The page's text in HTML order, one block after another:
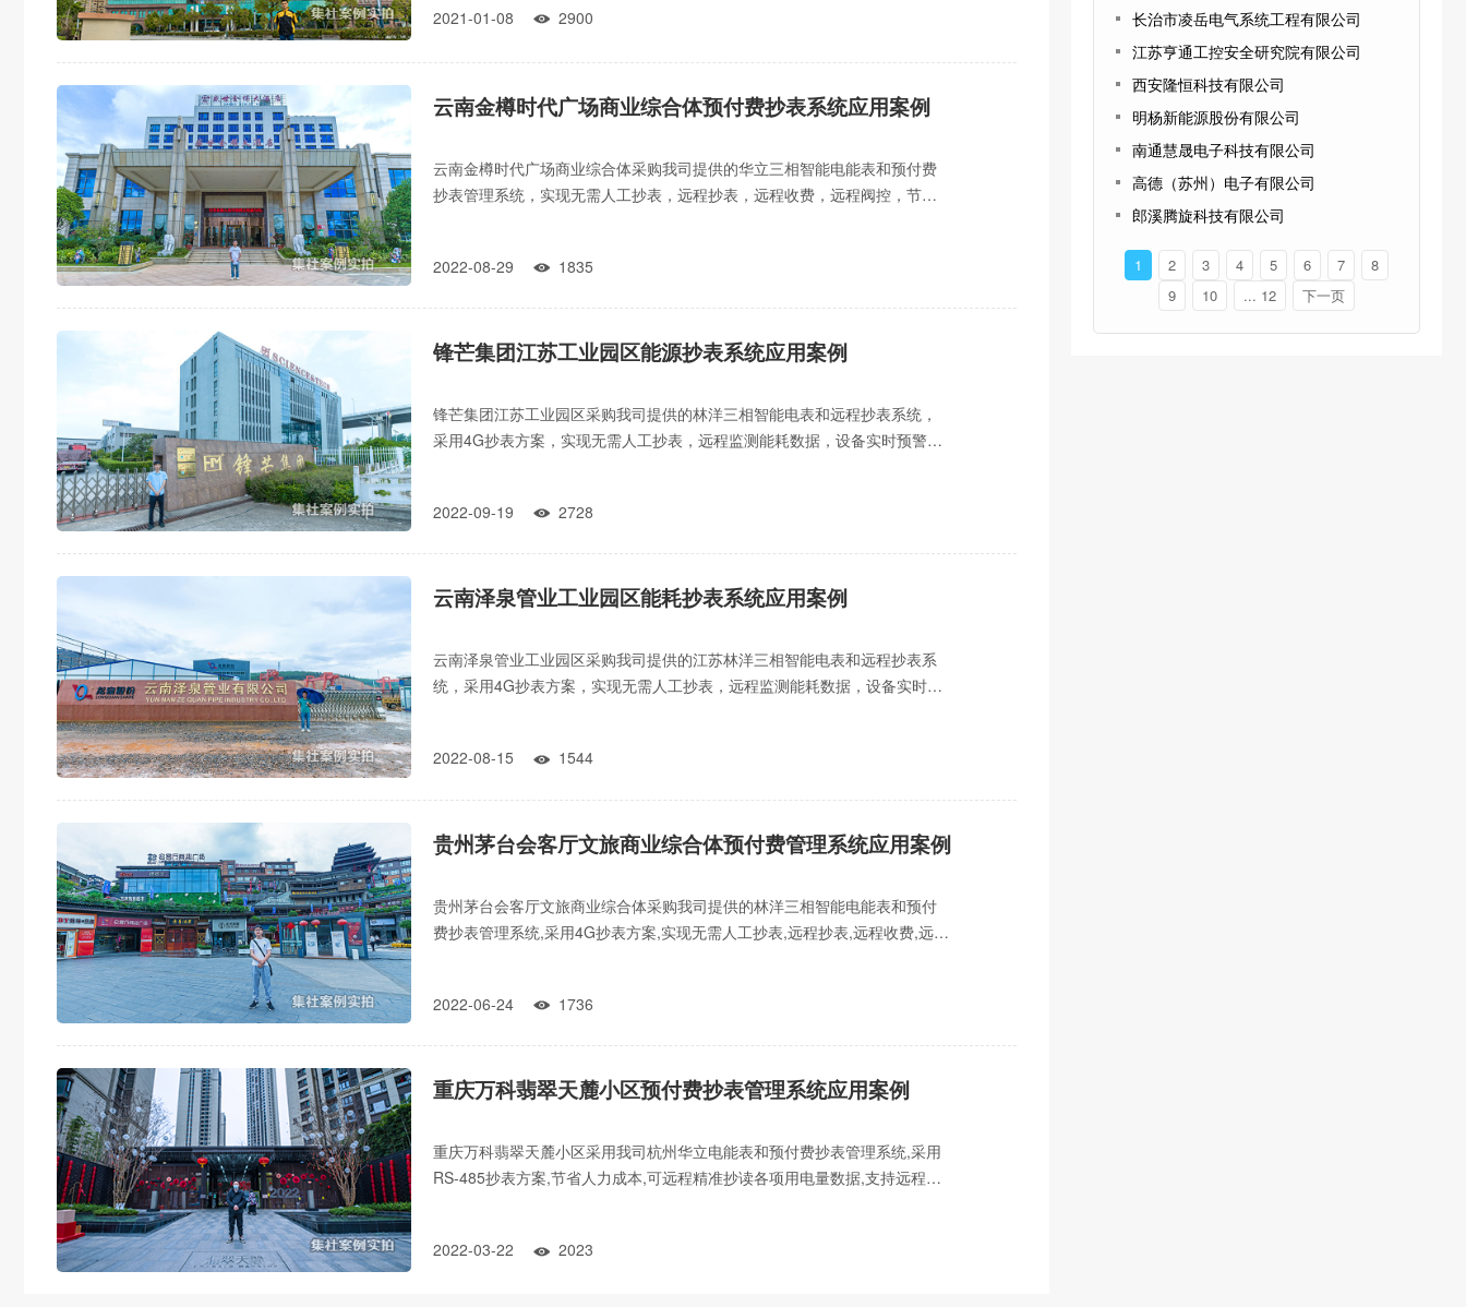
2021-01-08  2900
云南金樽时代广场商业综合体预付费抄表系统应用案例
云南金樽时代广场商业综合体采购我司提供的华立三相智能电能表和预付费
抄表管理系统，实现无需人工抄表，远程抄表，远程收费，远程阀控，节省
2022-08-29  1835
锋芒集团江苏工业园区能源抄表系统应用案例
锋芒集团江苏工业园区采购我司提供的林洋三相智能电表和远程抄表系统，
采用4G抄表方案，实现无需人工抄表，远程监测能耗数据，设备实时预警、
2022-09-19  2728
云南泽泉管业工业园区能耗抄表系统应用案例
云南泽泉管业工业园区采购我司提供的江苏林洋三相智能电表和远程抄表系
统，采用4G抄表方案，实现无需人工抄表，远程监测能耗数据，设备实时预
2022-08-15  1544
贵州茅台会客厅文旅商业综合体预付费管理系统应用案例
贵州茅台会客厅文旅商业综合体采购我司提供的林洋三相智能电能表和预付
费抄表管理系统,采用4G抄表方案,实现无需人工抄表,远程抄表,远程收费,远程
2022-06-24  1736
重庆万科翡翠天麓小区预付费抄表管理系统应用案例
重庆万科翡翠天麓小区采用我司杭州华立电能表和预付费抄表管理系统,采用
RS-485抄表方案,节省人力成本,可远程精准抄读各项用电量数据,支持远程跳
2022-03-22  2023
长治市凌岳电气系统工程有限公司
江苏亨通工控安全研究院有限公司
西安隆恒科技有限公司
明杨新能源股份有限公司
南通慧晟电子科技有限公司
高德（苏州）电子有限公司
郎溪腾旋科技有限公司
1 2 3 4 5 6 7
8
9
10 ... 12 下一页